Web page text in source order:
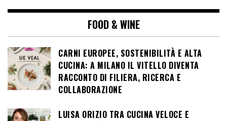
FOOD & WINE
CARNI EUROPEE, SOSTENIBILITÀ E ALTA
CUCINA: A MILANO IL VITELLO DIVENTA
RACCONTO DI FILIERA, RICERCA E
COLLABORAZIONE
LUISA ORIZIO TRA CUCINA VELOCE E